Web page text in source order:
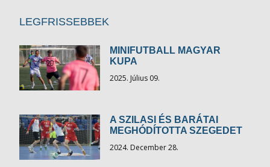
LEGFRISSEBBEK
MINIFUTBALL MAGYAR
KUPA
2025. Július 09.
A SZILASI ÉS BARÁTAI
MEGHÓDÍTOTTA SZEGEDET
2024. December 28.